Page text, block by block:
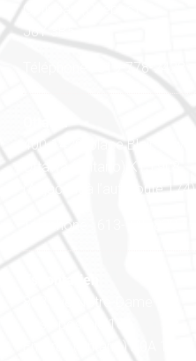
Gatineau (Québec)
J8Y 3B5
Téléphone : 819-778-2428
400-1420, place Blair Towers
Ottawa (Ontario) K1J 9L8
(Adjacent à l’autoroute 174)
Téléphone : 613-745-8387
Est ontarien
888, rue Notre-Dame
Case postale 101
Embrun (Ontario) K0A 1W1